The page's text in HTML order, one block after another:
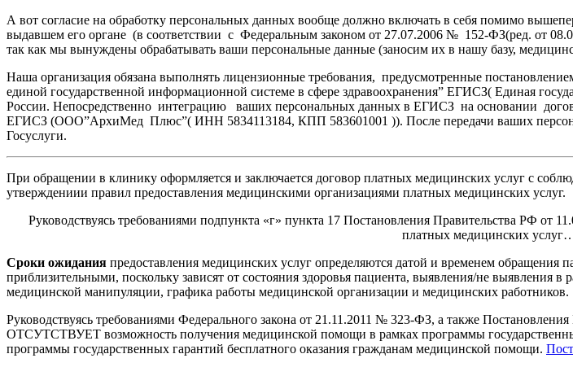
А вот согласие на обработку персональных данных вообще должно включать в себя помимо
выдавшем его органе (в соответствии с Федеральным законом от 27.07.2006 № 152-ФЗ(ред. от
так как мы вынуждены обрабатывать ваши персональные данные (заносим их в нашу базу,
Наша организация обязана выполнять лицензионные требования, предусмотренные
единой государственной информационной системе в сфере здравоохранения” ЕГИСЗ( Единая
России. Непосредственно интеграцию ваших персональных данных в ЕГИСЗ на основании
ЕГИСЗ (ООО”АрхиМед Плюс”( ИНН 5834113184, КПП 583601001 )). После передачи ваших
Госуслуги.
При обращении в клинику оформляется и заключается договор платных медицинских услуг с
утверждениии правил предоставления медицинскими организациями платных медицинских услуг.
Руководствуясь требованиями подпункта «г» пункта 17 Постановления Правительства РФ
платных медицинских
Сроки ожидания предоставления медицинских услуг определяются датой и временем
приблизительными, поскольку зависят от состояния здоровья пациента, выявления/не выявления
медицинской манипуляции, графика работы медицинской организации и медицинских работников.
Руководствуясь требованиями Федерального закона от 21.11.2011 № 323-ФЗ, а также
ОТСУТСТВУЕТ возможность получения медицинской помощи в рамках программы
программы государственных гарантий бесплатного оказания гражданам медицинской помощи.